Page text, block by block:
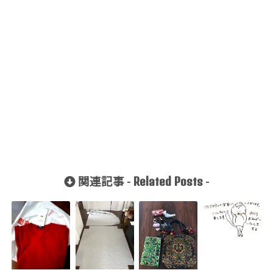
関連記事 - Related Posts-